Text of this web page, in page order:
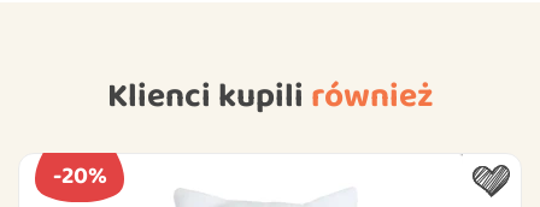
Klienci kupili również
-20%